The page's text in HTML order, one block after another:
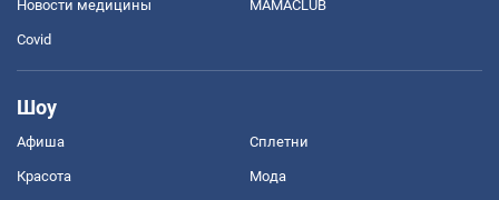
Новости медицины MAMACLUB
Covid
Шоу
Афиша Сплетни
Красота Мода